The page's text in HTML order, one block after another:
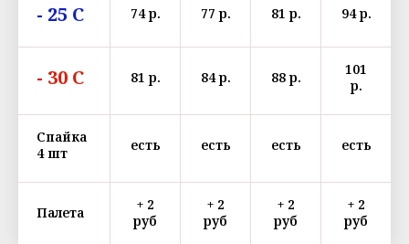
- 25 С 74 р. 77 р. 81 р. 94 р.
- 30 С 81 р. 84 р. 88 р.
101
р.
Спайка
4 шт
есть есть есть есть
Палета
+ 2
руб
+ 2
руб
+ 2
руб
+ 2
руб